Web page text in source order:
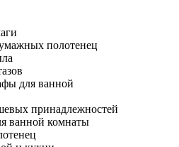
полотенец
для ванной
принадлежностей
ванной комнаты